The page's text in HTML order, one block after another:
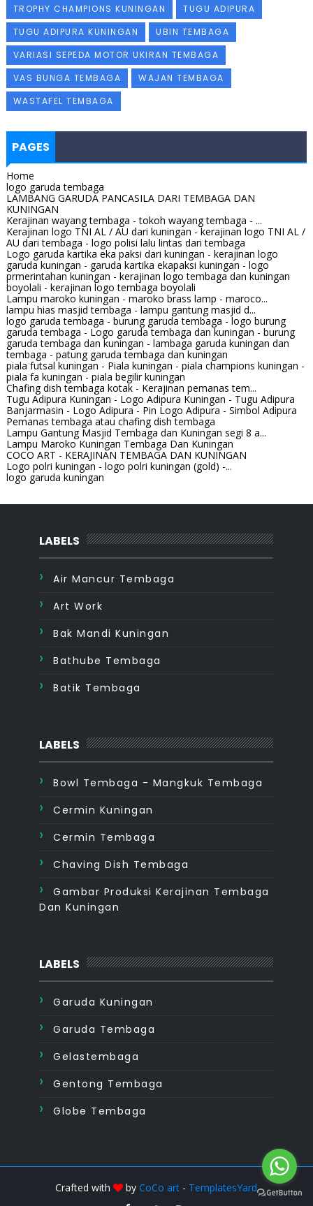
TROPHY CHAMPIONS KUNINGAN
TUGU ADIPURA
TUGU ADIPURA KUNINGAN
UBIN TEMBAGA
VARIASI SEPEDA MOTOR UKIRAN TEMBAGA
VAS BUNGA TEMBAGA
WAJAN TEMBAGA
WASTAFEL TEMBAGA
PAGES
Home
logo garuda tembaga
LAMBANG GARUDA PANCASILA DARI TEMBAGA DAN
KUNINGAN
Kerajinan wayang tembaga - tokoh wayang tembaga - ...
Kerajinan logo TNI AL / AU dari kuningan - kerajinan logo TNI AL /
AU dari tembaga - logo polisi lalu lintas dari tembaga
Logo garuda kartika eka paksi dari kuningan - kerajinan logo
garuda kuningan - garuda kartika ekapaksi kuningan - logo
prmerintahan kuningan - kerajinan logo tembaga dan kuningan
boyolali - kerajinan logo tembaga boyolali
Lampu maroko kuningan - maroko brass lamp - maroco...
lampu hias masjid tembaga - lampu gantung masjid d...
logo garuda tembaga - burung garuda tembaga - logo burung
garuda tembaga - Logo garuda tembaga dan kuningan - burung
garuda tembaga dan kuningan - lambaga garuda kuningan dan
tembaga - patung garuda tembaga dan kuningan
piala futsal kuningan - Piala kuningan - piala champions kuningan -
piala fa kuningan - piala begilir kuningan
Chafing dish tembaga kotak - Kerajinan pemanas tem...
Tugu Adipura Kuningan - Logo Adipura Kuningan - Tugu Adipura
Banjarmasin - Logo Adipura - Pin Logo Adipura - Simbol Adipura
Pemanas tembaga atau chafing dish tembaga
Lampu Gantung Masjid Tembaga dan Kuningan segi 8 a...
Lampu Maroko Kuningan Tembaga Dan Kuningan
COCO ART - KERAJINAN TEMBAGA DAN KUNINGAN
Logo polri kuningan - logo polri kuningan (gold) -...
logo garuda kuningan
LABELS
Air Mancur Tembaga
Art Work
Bak Mandi Kuningan
Bathube Tembaga
Batik Tembaga
LABELS
Bowl Tembaga - Mangkuk Tembaga
Cermin Kuningan
Cermin Tembaga
Chaving Dish Tembaga
Gambar Produksi Kerajinan Tembaga
Dan Kuningan
LABELS
Garuda Kuningan
Garuda Tembaga
Gelastembaga
Gentong Tembaga
Globe Tembaga
Crafted with byCoCo art - TemplatesYard